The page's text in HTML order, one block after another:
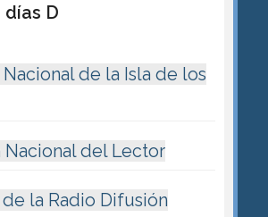
días D
Nacional de la Isla de los
Nacional del Lector
de la Radio Difusión